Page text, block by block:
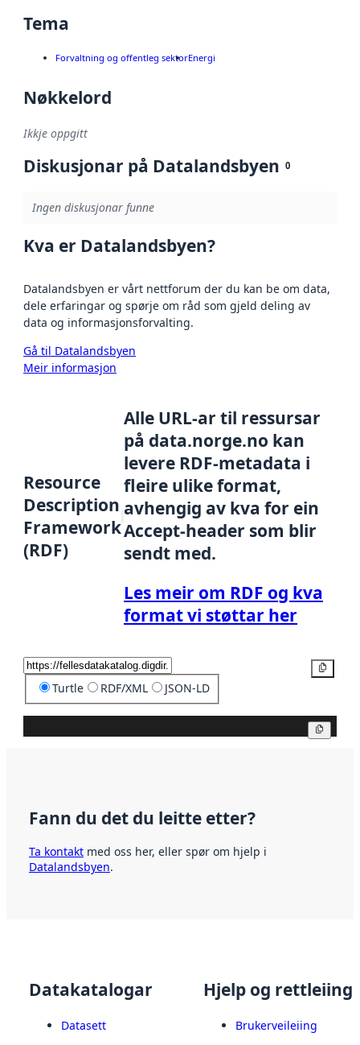
Tema
Forvaltning og offentleg sektorEnergi
Nøkkelord
Ikkje oppgitt
Diskusjonar på Datalandsbyen 0
Ingen diskusjonar funne
Kva er Datalandsbyen?
Datalandsbyen er vårt nettforum der du kan be om data,
dele erfaringar og spørje om råd som gjeld deling av
data og informasjonsforvalting.
Gå til Datalandsbyen
Meir informasjon
Resource
Description
Framework
(RDF)
Alle URL-ar til ressursar
på data.norge.no kan
levere RDF-metadata i
fleire ulike format,
avhengig av kva for ein
Accept-header som blir
sendt med.
Les meir om RDF og kva
format vi støttar her
Turtle RDF/XML JSON-LD
Fann du det du leitte etter?
Ta kontakt med oss her, eller spør om hjelp i
Datalandsbyen.
Datakatalogar
Datasett
Hjelp og rettleiing
Brukerveileiing